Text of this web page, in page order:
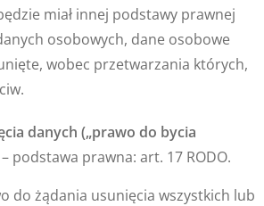
miał innej podstawy prawnej
osobowych, dane osobowe
wobec przetwarzania których,
danych („prawo do bycia
– podstawa prawna: art. 17 RODO.
do żądania usunięcia wszystkich lub